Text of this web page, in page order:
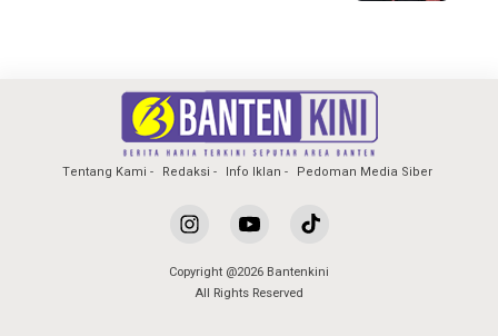
Tentang Kami Redaksi Info Iklan Pedoman Media Siber
Copyright @2026 Bantenkini
All Rights Reserved